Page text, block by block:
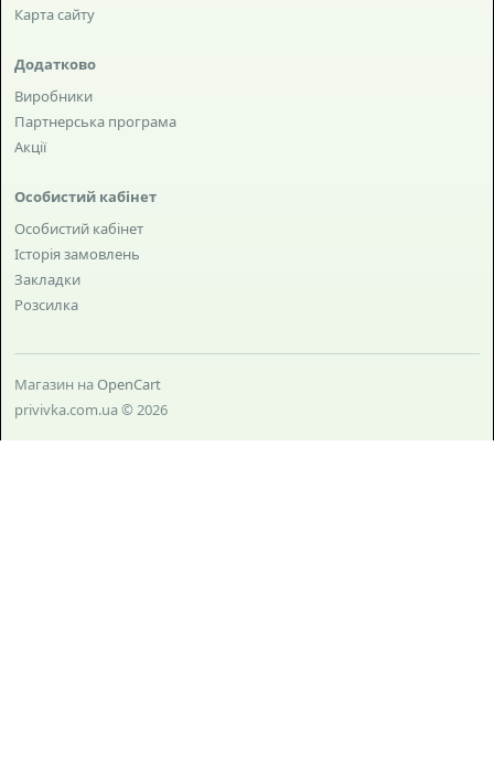
Карта сайту
Додатково
Виробники
Партнерська програма
Акції
Особистий кабінет
Особистий кабінет
Історія замовлень
Закладки
Розсилка
Магазин на OpenCart
privivka.com.ua © 2026